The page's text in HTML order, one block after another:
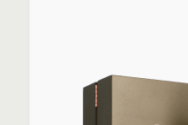
Le Brut Nature conçu